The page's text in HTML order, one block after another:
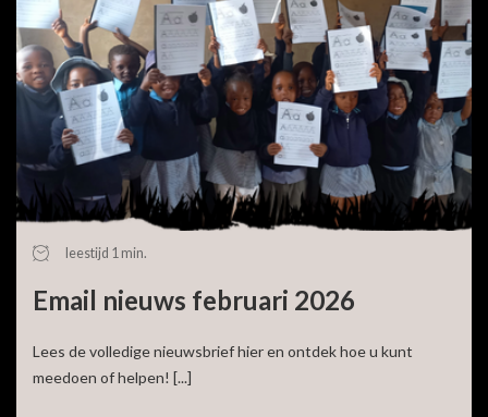
leestijd 1 min.
Email nieuws februari 2026
Lees de volledige nieuwsbrief hier en ontdek hoe u kunt
meedoen of helpen! [...]